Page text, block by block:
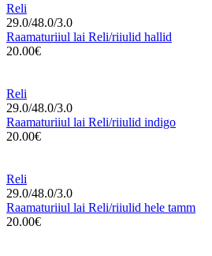
Reli
29.0/48.0/3.0
Raamaturiiul lai Reli/riiulid hallid
20.00€
Reli
29.0/48.0/3.0
Raamaturiiul lai Reli/riiulid indigo
20.00€
Reli
29.0/48.0/3.0
Raamaturiiul lai Reli/riiulid hele tamm
20.00€